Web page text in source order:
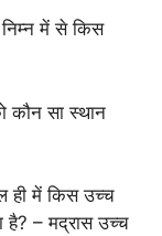
में से किस
कौन सा स्थान
ही में किस उच्च
है? – मद्रास उच्च